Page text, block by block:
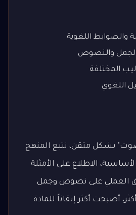
والضوابط اللغوية
الجمل والنصوص
المختلفة
اللغوي
بشكل متقن، نتبع المنهج
الاطلاع على الأمثلة
العملي على نصوص وجمل
أصبحت أكثر إتقاناً للمادة.